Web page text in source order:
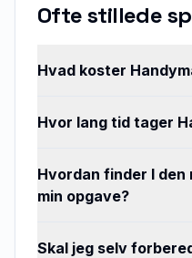
Ofte stillede
Hvad koster
Hvor lang tid tager
Hvordan finder I
min opgave?
Skal jeg selv